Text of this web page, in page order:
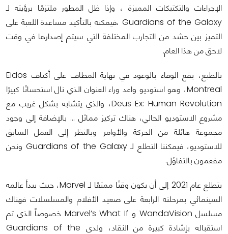
الإجراءات والتكتيكات المميزة ، وإذا ظل المطور ملتزمًا برؤيته لـ
Guardians of the Galaxy ،فيمكنه بالتأكيد مساعدة اللعبة على
التميز بين حشد من التجارب المختلفة التي سيتم إصدارها في وقت
لاحق من هذا العام.
بالطبع، يقع الوفاء بالوعود في نهاية المطاف على أكتاف Eidos
Montreal، وهو استوديو واعد وراء العنوان الذي نال استحسانًا كبيرًا
Deus Ex: Human Revolution، والذي يتشابه بشكل غريب مع
مشروع الاستوديو الحالي، هناك تركيز مماثل ... بالإضافة إلى وجود
مجموعة هائلة من الحركة والأوامر وبالنظر إلى العمل السابق
للاستوديو، فيمكننا التطلع لـ Guardians of the Galaxy ونحن
مفعمون بالتفاؤل.
يتطلع عام 2021 إلى أن يكون وقتًا ممتعًا لـ Marvel، حيث يبدأ عالمه
السينمائي بمرحلته الرابعة على صعيد الأفلام والمسلسلات فهناك
مسلسل WandaVision و Marvel’s What If خصوصاً الذي تم
استقباله بإشادة كبيرة من النقاد، ولدى Guardians of the